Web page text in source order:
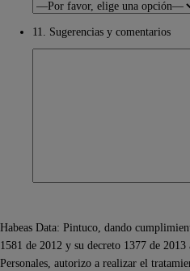
11. Sugerencias y comentarios
Habeas Data: Pintuco, dando
1581 de 2012 y su decreto 1377 de
Personales, autorizo a realizar el